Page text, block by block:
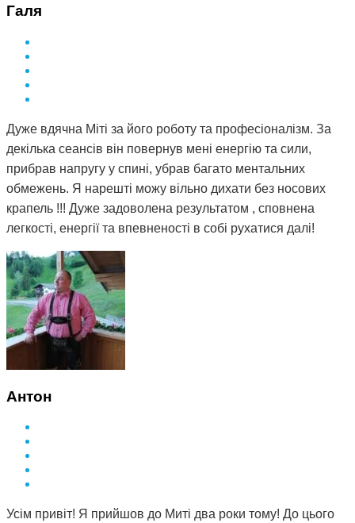
Галя
Дуже вдячна Міті за його роботу та професіоналізм. За
декілька сеансів він повернув мені енергію та сили,
прибрав напругу у спині, убрав багато ментальних
обмежень. Я нарешті можу вільно дихати без носових
крапель !!! Дуже задоволена результатом , сповнена
легкості, енергії та впевненості в собі рухатися далі!
Антон
Усім привіт! Я прийшов до Миті два роки тому! До цього